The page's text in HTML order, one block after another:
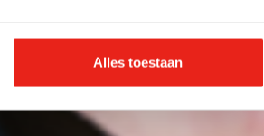
Alles toestaan